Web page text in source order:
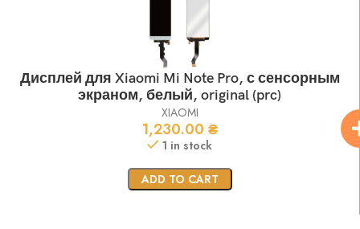
Дисплей для Xiaomi Mi Note Pro, с сенсорным
экраном, белый, original (prc)
XIAOMI
1,230.00 ₴
1 in stock
ADD TO CART